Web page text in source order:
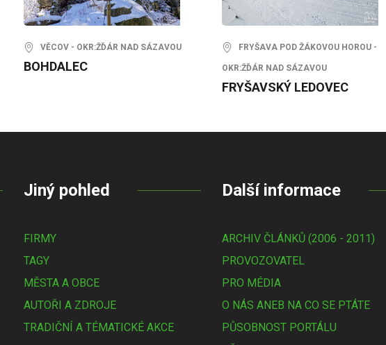
VĚCOV - OKR:ŽĎÁR NAD SÁZAVOU
BOHDALEC
FRYŠAVA POD ŽÁKOVOU HOROU -
OKR:ŽĎÁR NAD SÁZAVOU
FRYŠAVSKÝ LEDOVEC
Jiný pohled
FIRMY
TAGY
MĚSTA A OBCE
AUTOŘI A ZDROJE
TRADIČNÍ A TÉMATICKÉ AKCE
Další informace
ARCHIV ČLÁNKŮ (2006 - 2011)
PROVOZOVATEL
PRO MÉDIA
O NÁS ANEB NA CO SE PTÁTE
PŮSOBNOST PORTÁLU